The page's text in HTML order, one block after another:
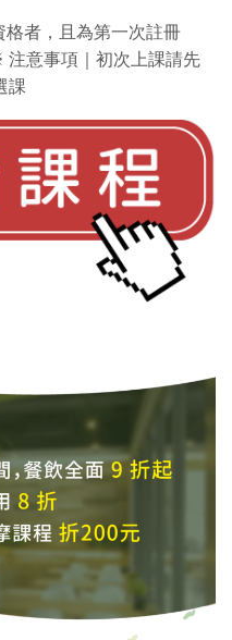
格者，且為第一次註冊
注意事項｜初次上課請先
課